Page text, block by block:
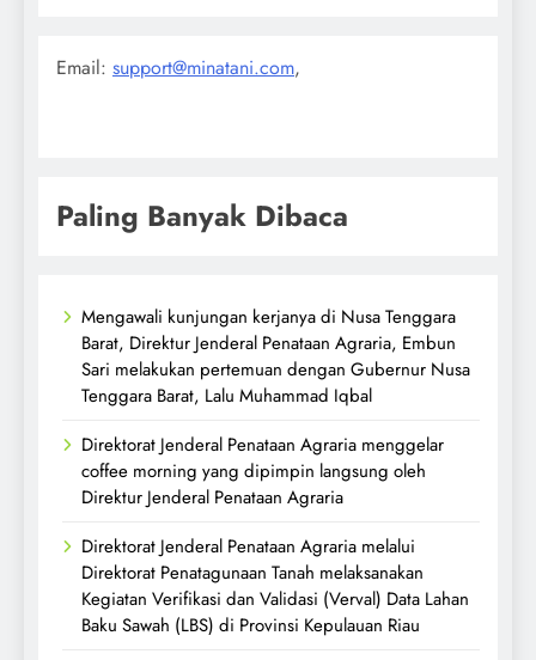
Email: support@minatani.com,
Paling Banyak Dibaca
Mengawali kunjungan kerjanya di Nusa Tenggara
Barat, Direktur Jenderal Penataan Agraria, Embun
Sari melakukan pertemuan dengan Gubernur Nusa
Tenggara Barat, Lalu Muhammad Iqbal
Direktorat Jenderal Penataan Agraria menggelar
coffee morning yang dipimpin langsung oleh
Direktur Jenderal Penataan Agraria
Direktorat Jenderal Penataan Agraria melalui
Direktorat Penatagunaan Tanah melaksanakan
Kegiatan Verifikasi dan Validasi (Verval) Data Lahan
Baku Sawah (LBS) di Provinsi Kepulauan Riau